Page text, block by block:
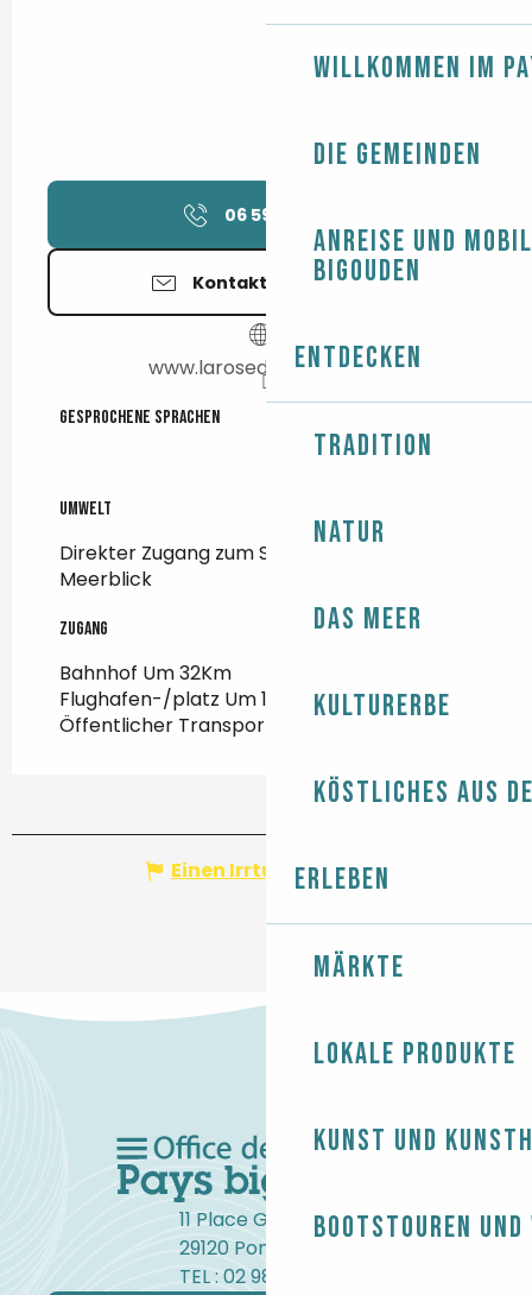
Willkommen im
Die Gemeinden
Anreise und
Bigouden
Entdecken
Tradition
Natur
Das Meer
Kulturerbe
Köstliches aus
Erleben
Märkte
Lokale Produkte
Kunst und
Bootstouren
06 59 94 31
Kontaktieren Sie uns
www.larosedesmers.com
Gesprochene Sprachen
Gesprochene Sprachen
Umwelt
Umwelt
Direkter Zugang zum Strand
Meerblick
Zugang
Zugang
Bahnhof Um 32Km
Flughafen-/platz Um 100Km
Öffentlicher Transport Um 950m
Einen Irrtum angeben
11 Place Gambetta
29120 Pont-l'Abbé
TEL : 02 98 82 37 99